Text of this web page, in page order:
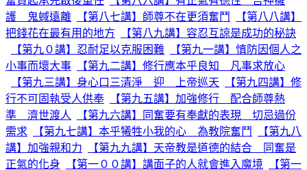
護 鬼蜮遠離
【第八七講】師尊不在更須奮鬥
【第八八講】
把錢花在最有用的地方
【第八九講】容忍互諒是成功的秘訣
【第九０講】忍耐足以克服困難
【第九一講】慎防因個人之
小事而壞大事
【第九二講】修行應本乎良知 凡事求放心
【第九三講】身心口三清淨 迎 上帝巡天
【第九四講】修
行不可固執受人供奉
【第九五講】加強修行 配合師尊熱
準 濟世渡人
【第九六講】同奮要有奉獻的表現 切忌過份
需求
【第九七講】本乎犧牲小我的心 為教院奮鬥
【第九八
講】加強親和力
【第九九講】天帝教是道德的結合 同奮是
正氣的化身
【第一００講】講面子的人就會進入魔境
【第一